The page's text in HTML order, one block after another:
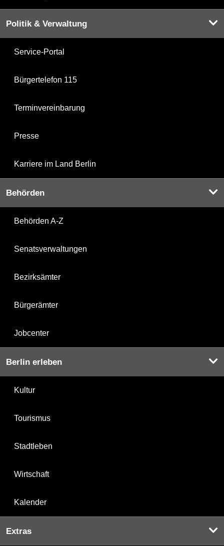
Politik & Verwaltung
Service-Portal
Bürgertelefon 115
Terminvereinbarung
Presse
Karriere im Land Berlin
Behörden
Behörden A-Z
Senatsverwaltungen
Bezirksämter
Bürgerämter
Jobcenter
Berlin erleben
Kultur
Tourismus
Stadtleben
Wirtschaft
Kalender
Extras